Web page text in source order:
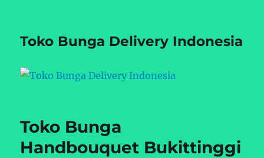
Toko Bunga Delivery Indonesia
Toko Bunga
Handbouquet Bukittinggi